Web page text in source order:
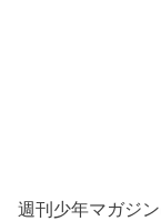
週刊少年マガジ